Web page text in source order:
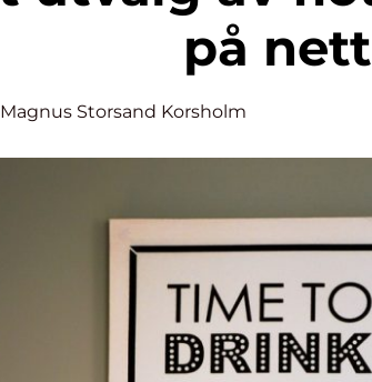
på nett
Magnus Storsand Korsholm